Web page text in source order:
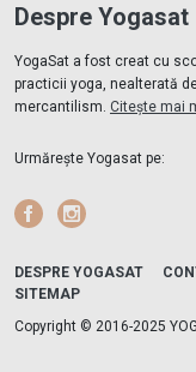
Despre Yogasat
YogaSat a fost creat cu
practicii yoga, nealterată
mercantilism. Citește mai
Urmărește Yogasat pe:
Facebook
DESPRE YOGASAT
SITEMAP
Copyright © 2016-2025